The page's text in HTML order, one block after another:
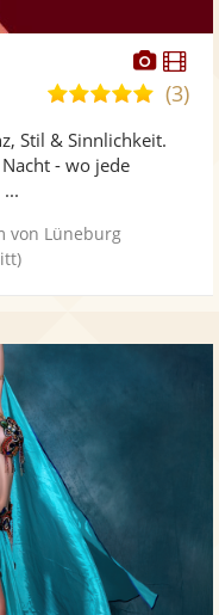
Fotos
5,0
5
(3)
Stil & Sinnlichkeit.
- wo jede
von Lüneburg